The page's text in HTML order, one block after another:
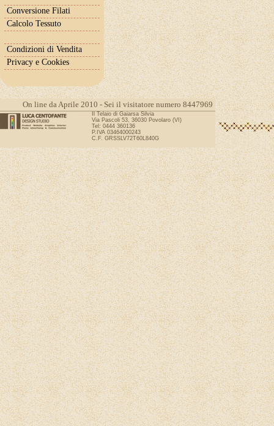
Conversione Filati
Calcolo Tessuto
Condizioni di Vendita
Privacy e Cookies
On line da Aprile 2010 - Sei il visitatore numero 8447969
Il Telaio di Gaiarsa Silvia
Via Pascoli 53, 36030 Povolaro (VI)
Tel: 0444 360136
P.IVA 03464000243
C.F. GRSSLV72T60L840G